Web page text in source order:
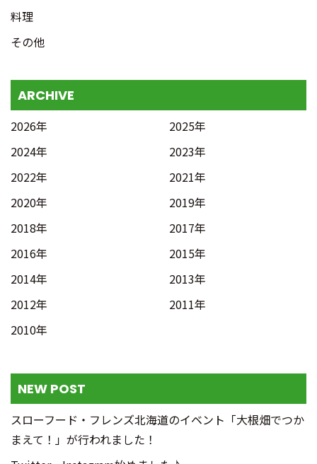
料理
その他
ARCHIVE
2026年
2025年
2024年
2023年
2022年
2021年
2020年
2019年
2018年
2017年
2016年
2015年
2014年
2013年
2012年
2011年
2010年
NEW POST
スローフード・フレンズ北海道のイベント「大根畑でつか
まえて！」が行われました！